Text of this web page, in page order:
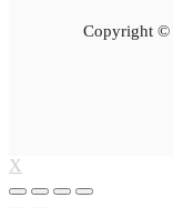
Copyright ©
X